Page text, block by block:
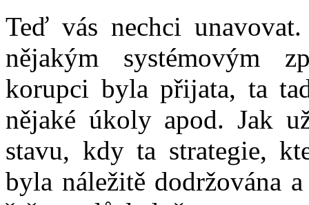
Teď vás nechci
nějakým systémovým
korupci byla přijata, ta
nějaké úkoly apod. Jak
stavu, kdy ta strategie,
byla náležitě dodržována